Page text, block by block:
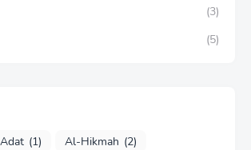
(3)
(5)
Adat (1) Al-Hikmah (2)